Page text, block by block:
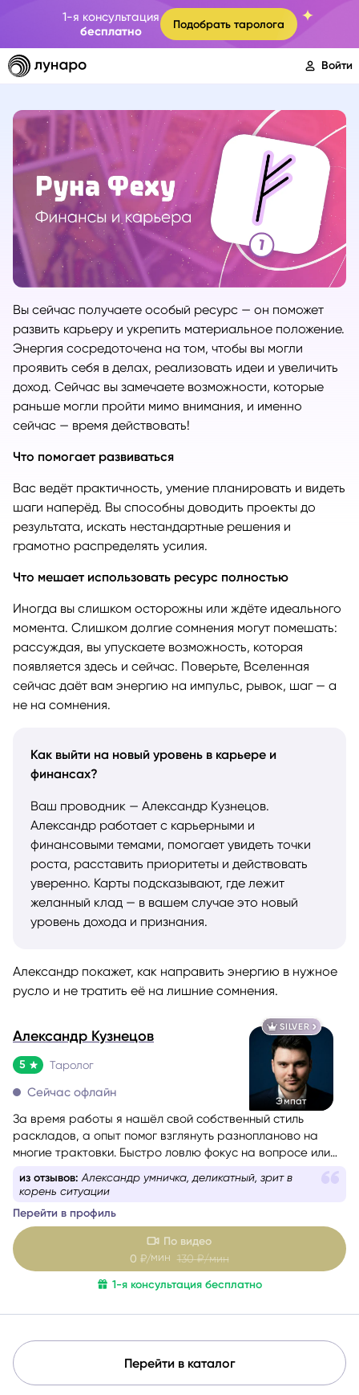
1-я консультация
бесплатно
Подобрать таролога
Войти
Вы сейчас получаете особый ресурс — он поможет
развить карьеру и укрепить материальное положение.
Энергия сосредоточена на том, чтобы вы могли
проявить себя в делах, реализовать идеи и увеличить
доход. Сейчас вы замечаете возможности, которые
раньше могли пройти мимо внимания, и именно
сейчас — время действовать!
Что помогает развиваться
Вас ведёт практичность, умение планировать и видеть
шаги наперёд. Вы способны доводить проекты до
результата, искать нестандартные решения и
грамотно распределять усилия.
Что мешает использовать ресурс полностью
Иногда вы слишком осторожны или ждёте идеального
момента. Слишком долгие сомнения могут помешать:
рассуждая, вы упускаете возможность, которая
появляется здесь и сейчас. Поверьте, Вселенная
сейчас даёт вам энергию на импульс, рывок, шаг — а
не на сомнения.
Как выйти на новый уровень в карьере и
финансах?
Ваш проводник — Александр Кузнецов.
Александр работает с карьерными и
финансовыми темами, помогает увидеть точки
роста, расставить приоритеты и действовать
уверенно. Карты подсказывают, где лежит
желанный клад — в вашем случае это новый
уровень дохода и признания.
Александр покажет, как направить энергию в нужное
русло и не тратить её на лишние сомнения.
SILVER
Эмпат
Александр Кузнецов
5 Таролог
Сейчас офлайн
За время работы я нашёл свой собственный стиль
раскладов, а опыт помог взглянуть разнопланово на
многие трактовки. Быстро ловлю фокус на вопросе или
проблеме обращающегося. Люблю уместный юмор и на
консультациях создаю максимально дружелюбную
Моя цель — сделать так,
ответ, но и ушли с консультации позитивно заряженными
.
из отзывов: Александр умничка, деликатный, зрит в
корень ситуации
Перейти в профиль
По видео
0 ₽/мин 130 ₽/мин
1-я консультация бесплатно
Перейти в каталог